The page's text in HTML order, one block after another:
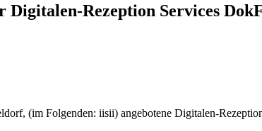
Rezeption Services
(im Folgenden: iisii) angebotene Digitalen-